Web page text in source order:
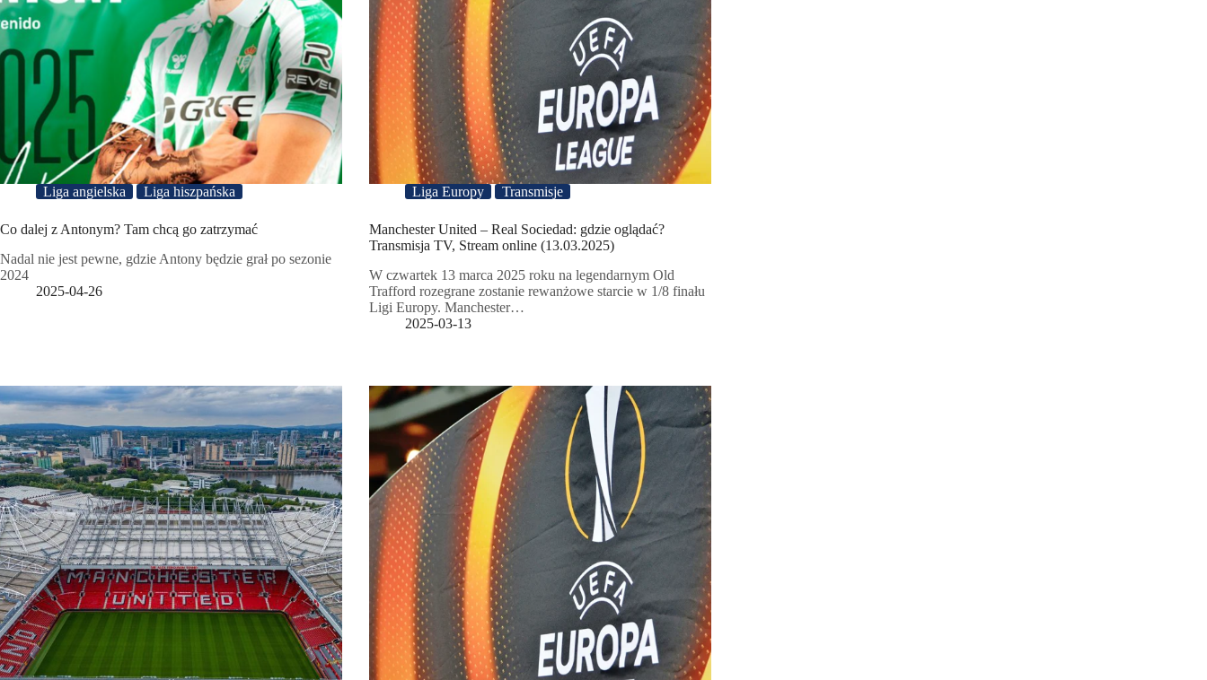
Liga angielska Liga hiszpańska
Co dalej z Antonym? Tam chcą go zatrzymać
Nadal nie jest pewne, gdzie Antony będzie grał po sezonie
2024
2025-04-26
Liga Europy Transmisje
Manchester United – Real Sociedad: gdzie oglądać?
Transmisja TV, Stream online (13.03.2025)
W czwartek 13 marca 2025 roku na legendarnym Old
Trafford rozegrane zostanie rewanżowe starcie w 1/8 finału
Ligi Europy. Manchester…
2025-03-13